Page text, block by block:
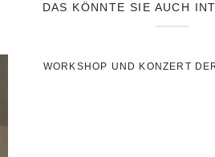
DAS KÖNNTE SIE AUCH
WORKSHOP UND KONZERT